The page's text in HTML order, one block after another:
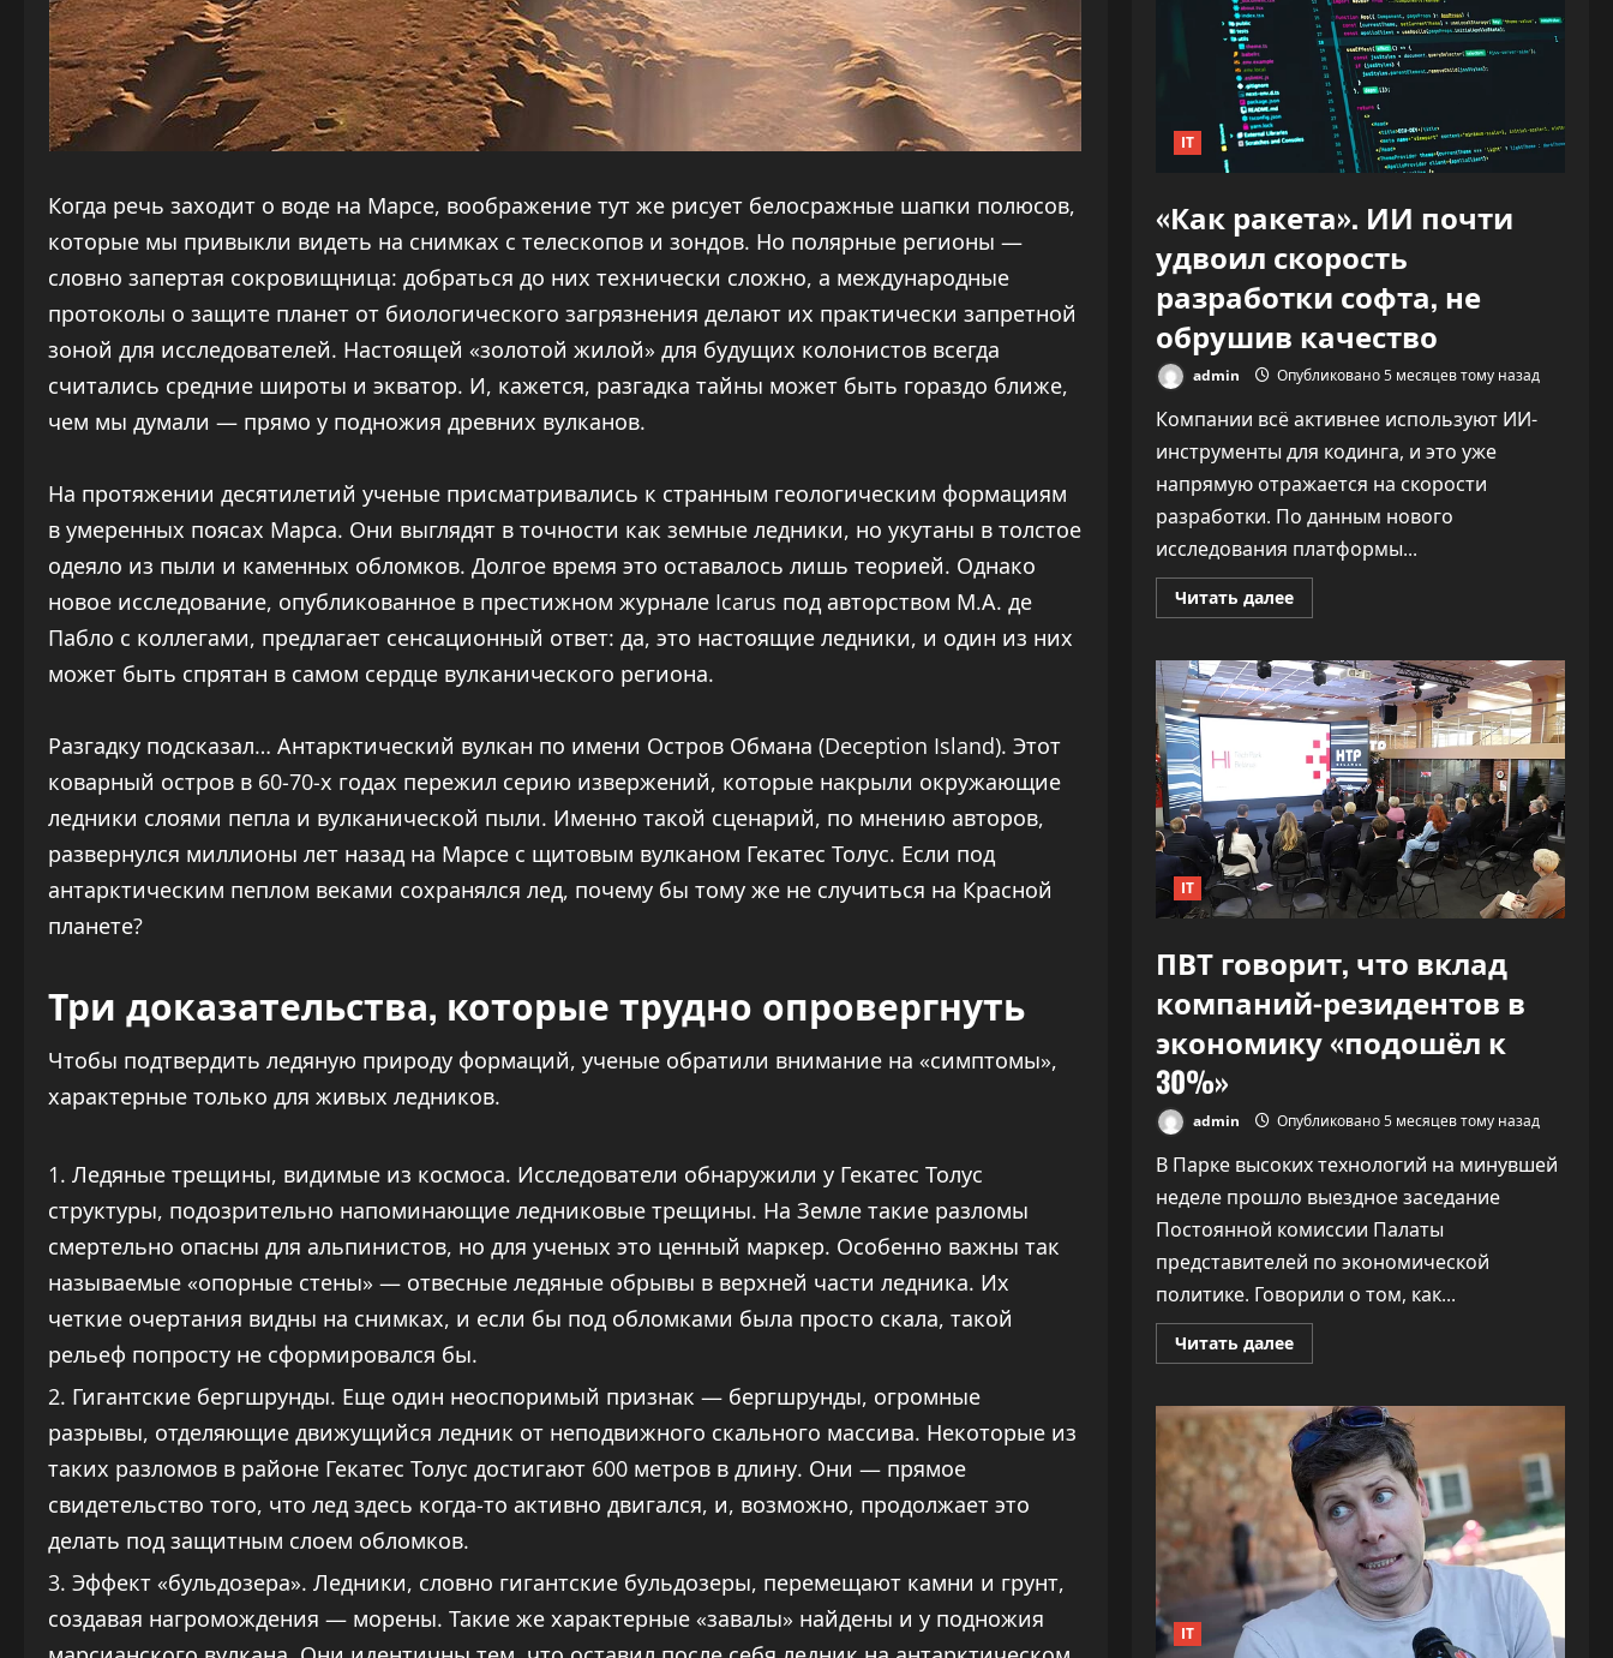
Когда речь заходит о воде на Марсе, воображение тут же рисует белосражные шапки полюсов,
которые мы привыкли видеть на снимках с телескопов и зондов. Но полярные регионы —
словно запертая сокровищница: добраться до них технически сложно, а международные
протоколы о защите планет от биологического загрязнения делают их практически запретной
зоной для исследователей. Настоящей «золотой жилой» для будущих колонистов всегда
считались средние широты и экватор. И, кажется, разгадка тайны может быть гораздо ближе,
чем мы думали — прямо у подножия древних вулканов.
На протяжении десятилетий ученые присматривались к странным геологическим формациям
в умеренных поясах Марса. Они выглядят в точности как земные ледники, но укутаны в толстое
одеяло из пыли и каменных обломков. Долгое время это оставалось лишь теорией. Однако
новое исследование, опубликованное в престижном журнале Icarus под авторством М.А. де
Пабло с коллегами, предлагает сенсационный ответ: да, это настоящие ледники, и один из них
может быть спрятан в самом сердце вулканического региона.
Разгадку подсказал… Антарктический вулкан по имени Остров Обмана (Deception Island). Этот
коварный остров в 60-70-х годах пережил серию извержений, которые накрыли окружающие
ледники слоями пепла и вулканической пыли. Именно такой сценарий, по мнению авторов,
развернулся миллионы лет назад на Марсе с щитовым вулканом Гекатес Толус. Если под
антарктическим пеплом веками сохранялся лед, почему бы тому же не случиться на Красной
планете?
Три доказательства, которые трудно опровергнуть
Чтобы подтвердить ледяную природу формаций, ученые обратили внимание на «симптомы»,
характерные только для живых ледников.
Ледяные трещины, видимые из космоса. Исследователи обнаружили у Гекатес Толус
структуры, подозрительно напоминающие ледниковые трещины. На Земле такие разломы
смертельно опасны для альпинистов, но для ученых это ценный маркер. Особенно важны так
называемые «опорные стены» — отвесные ледяные обрывы в верхней части ледника. Их
четкие очертания видны на снимках, и если бы под обломками была просто скала, такой
рельеф попросту не сформировался бы.
Гигантские бергшрунды. Еще один неоспоримый признак — бергшрунды, огромные
разрывы, отделяющие движущийся ледник от неподвижного скального массива. Некоторые из
таких разломов в районе Гекатес Толус достигают 600 метров в длину. Они — прямое
свидетельство того, что лед здесь когда-то активно двигался, и, возможно, продолжает это
делать под защитным слоем обломков.
Эффект «бульдозера». Ледники, словно гигантские бульдозеры, перемещают камни и грунт,
создавая нагромождения — морены. Такие же характерные «завалы» найдены и у подножия
IT
«Как ракета». ИИ почти
удвоил скорость
разработки софта, не
обрушив качество
admin Опубликовано 5 месяцев тому назад
Компании всё активнее используют ИИ-
инструменты для кодинга, и это уже
напрямую отражается на скорости
разработки. По данным нового
исследования платформы...
Читать далееПрочитать
больше
ракета».
ИИ
почти
удвоил
скорость
разработки
софта,
обрушив
качество
IT
ПВТ говорит, что вклад
компаний-резидентов в
экономику «подошёл к
30%»
admin Опубликовано 5 месяцев тому назад
В Парке высоких технологий на минувшей
неделе прошло выездное заседание
Постоянной комиссии Палаты
представителей по экономической
политике. Говорили о том, как...
Читать далееПрочитать
больше
говорит,
что
вклад
компаний-
резидентов
в
экономику
«подошёл
к
30%»
IT